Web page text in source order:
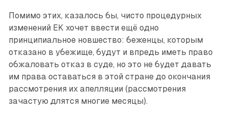
Помимо этих, казалось бы, чисто процедурных
изменений EK хочет ввести ещё одно
принципиальное новшество: беженцы, которым
отказано в убежище, будут и впредь иметь право
обжаловать отказ в суде, но это не будет давать
им права оставаться в этой стране до окончания
рассмотрения их апелляции (рассмотрения
зачастую длятся многие месяцы).